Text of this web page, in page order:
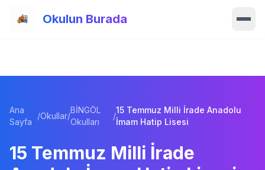
Okulun Burada
Okullar
Haberler
Ana
Sayfa
/Okullar/
BİNGÖL
Okulları
/
15 Temmuz Milli İrade Anadolu
İmam Hatip Lisesi
15 Temmuz Milli İrade